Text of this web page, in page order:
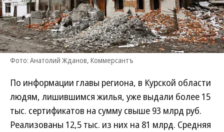
Фото: Анатолий Жданов, Коммерсантъ
По информации главы региона, в Курской области
людям, лишившимся жилья, уже выдали более 15
тыс. сертификатов на сумму свыше 93 млрд руб.
Реализованы 12,5 тыс. из них на 81 млрд. Средняя